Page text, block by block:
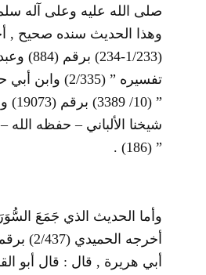
صلى الله عليه وعلى آله
وهذا الحديث سنده صحيح ,
(1/233-234)
تفسيره ” (2/335)
”
شيخنا الألباني – حفظه الله
” (186) .
وأما الحديث الذي جَمَعَ
أبي هريرة , قال : قال أبو